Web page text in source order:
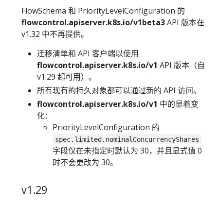
FlowSchema 和 PriorityLevelConfiguration 的
flowcontrol.apiserver.k8s.io/v1beta3API 版本在
v1.32 中不再提供。
迁移清单和 API 客户端以使用
flowcontrol.apiserver.k8s.io/v1 API 版本（自
v1.29 起可用）。
所有现有的持久对象都可以通过新的 API 访问。
flowcontrol.apiserver.k8s.io/v1 中的显着变
化：
PriorityLevelConfiguration 的
spec.limited.nominalConcurrencyShares
字段仅在未指定时默认为 30，并且显式值 0
时不会更改为 30。
v1.29